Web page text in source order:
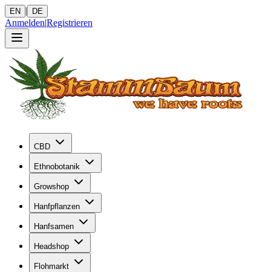
EN | DE
Anmelden|Registrieren
CBD
Ethnobotanik
Growshop
Hanfpflanzen
Hanfsamen
Headshop
Flohmarkt